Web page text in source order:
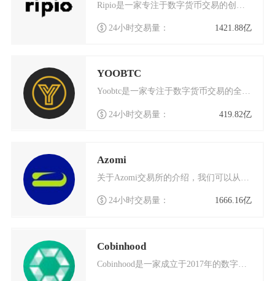
24小时交易量： 1421.88亿
YOOBTC
Yoobtc是一家专注于数字货币交易的全球化平台，致力于为用户提供安全、高效的交易体验。作
24小时交易量： 419.82亿
Azomi
关于Azomi交易所的介绍，我们可以从多个角度来了解这个数字货币交易平台的特点和优势。Az
24小时交易量： 1666.16亿
Cobinhood
Cobinhood是一家成立于2017年的数字货币交易平台，以其独特的零手续费模式在行业内